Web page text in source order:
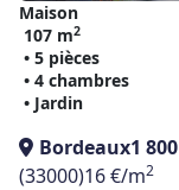
Maison
107 m2
• 5 pièces
• 4 chambres
• Jardin
Bordeaux1
(33000)16 €/m2